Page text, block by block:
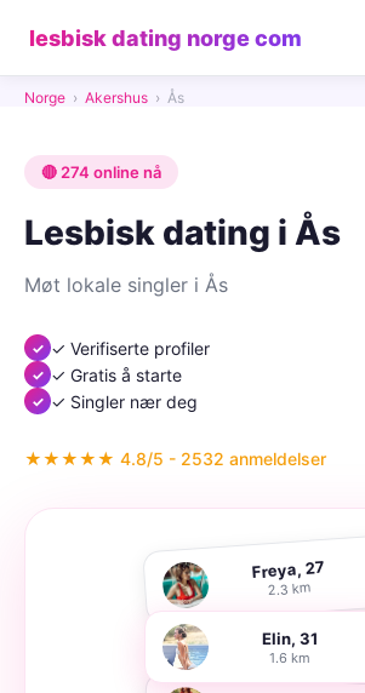
lesbisk dating norge com
Norge › Akershus › Ås
🔴 274 online nå
Lesbisk dating i Ås
Møt lokale singler i Ås
✓ Verifiserte profiler
✓ Gratis å starte
✓ Singler nær deg
★★★★★ 4.8/5 - 2532 anmeldelser
Freya, 27
2.3 km
Elin, 31
1.6 km